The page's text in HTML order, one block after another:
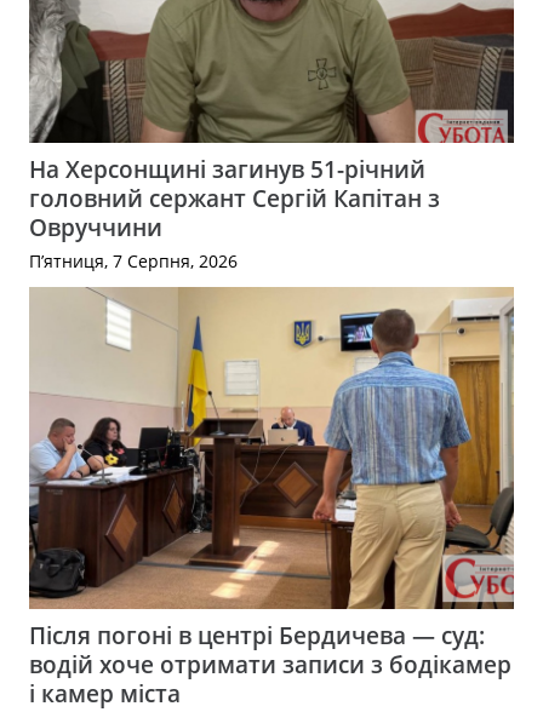
На Херсонщині загинув 51-річний
головний сержант Сергій Капітан з
Овруччини
П’ятниця, 7 Серпня, 2026
Після погоні в центрі Бердичева — суд:
водій хоче отримати записи з бодікамер
і камер міста